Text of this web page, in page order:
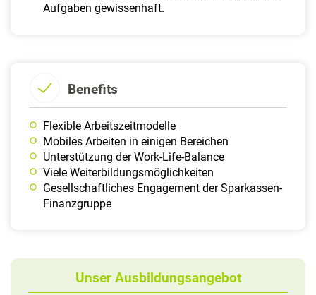
Aufgaben gewissenhaft.
Benefits
Flexible Arbeitszeitmodelle
Mobiles Arbeiten in einigen Bereichen
Unterstützung der Work-Life-Balance
Viele Weiterbildungsmöglichkeiten
Gesellschaftliches Engagement der Sparkassen-
Finanzgruppe
Unser Ausbildungsangebot